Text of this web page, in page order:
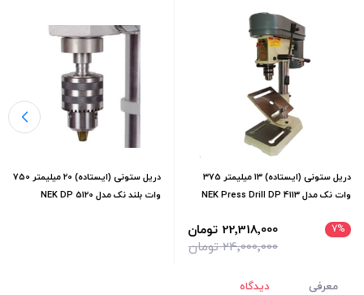
دریل ستونی (ایستاده) 13 میلیمتر 375
وات نک مدل 4113 NEK Press Drill DP
7%
24٬000٬000 تومان
22٬318٬000 تومان
دریل ستونی (ایستاده) 20 میلیمتر 750
وات بلند نک مدل 5120 NEK DP
معرفی دیدگاه